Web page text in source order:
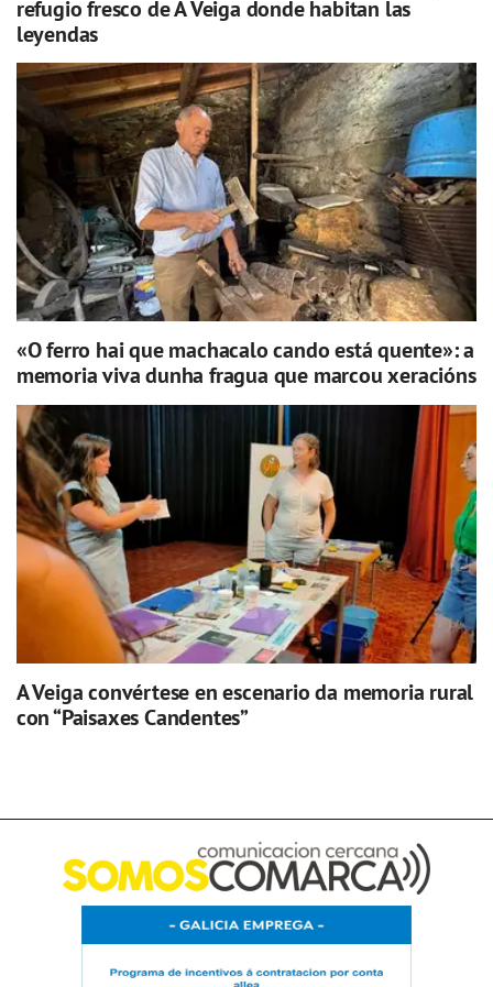
refugio fresco de A Veiga donde habitan las
leyendas
«O ferro hai que machacalo cando está quente»: a
memoria viva dunha fragua que marcou xeracións
A Veiga convértese en escenario da memoria rural
con “Paisaxes Candentes”